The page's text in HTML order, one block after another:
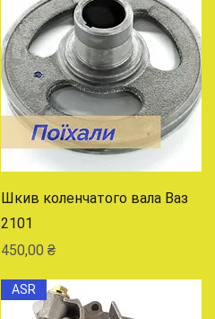
Быстрый просмотр
Шкив коленчатого вала Ваз
2101
Цена
450,00 ₴
ASR